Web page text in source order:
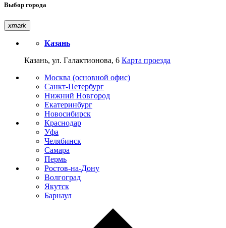
Выбор города
xmark
Казань
Казань, ул. Галактионова, 6 Карта проезда
Москва (основной офис)
Санкт-Петербург
Нижний Новгород
Екатеринбург
Новосибирск
Краснодар
Уфа
Челябинск
Самара
Пермь
Ростов-на-Дону
Волгоград
Якутск
Барнаул